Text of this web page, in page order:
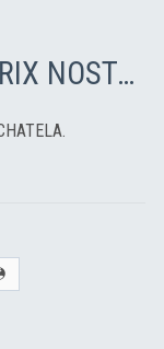
Résultats/Rapports du PRIX NOSTALGIE